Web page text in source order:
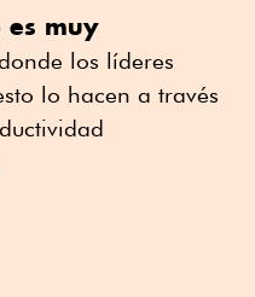
muy
los líderes
lo hacen a través